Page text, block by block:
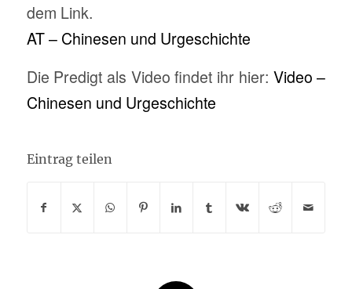
dem Link.
AT – Chinesen und Urgeschichte
Die Predigt als Video findet ihr hier: Video –
Chinesen und Urgeschichte
Eintrag teilen